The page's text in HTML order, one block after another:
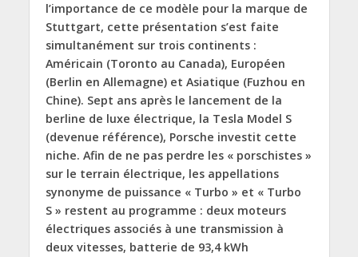
l’importance de ce modèle pour la marque de
Stuttgart, cette présentation s’est faite
simultanément sur trois continents :
Américain (Toronto au Canada), Européen
(Berlin en Allemagne) et Asiatique (Fuzhou en
Chine). Sept ans après le lancement de la
berline de luxe électrique, la Tesla Model S
(devenue référence), Porsche investit cette
niche. Afin de ne pas perdre les « porschistes »
sur le terrain électrique, les appellations
synonyme de puissance « Turbo » et « Turbo
S » restent au programme : deux moteurs
électriques associés à une transmission à
deux vitesses, batterie de 93,4 kWh